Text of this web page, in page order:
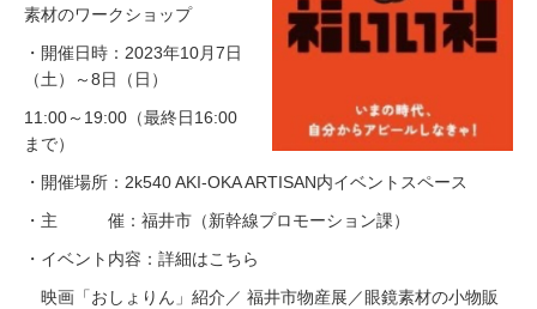
素材のワークショップ
・開催日時：2023年10月7日
（土）～8日（日）
11:00～19:00（最終日16:00
まで）
・開催場所：2k540 AKI-OKA ARTISAN内イベントスペース
・主 催：福井市（新幹線プロモーション課）
・イベント内容：詳細はこちら
映画「おしょりん」紹介／ 福井市物産展／眼鏡素材の小物販